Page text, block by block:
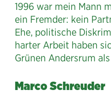
1996 war mein Mann
ein Fremder: kein
Ehe, politische
harter Arbeit haben
Grünen Andersrum
Marco Schreuder